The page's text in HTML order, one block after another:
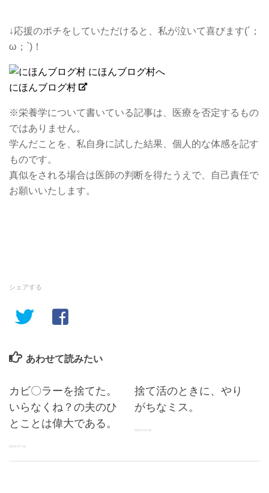
↓応援のポチをしていただけると、私が泣いて喜びます(´；
ω；`)！
にほんブログ村
※栄養学について書いている記事は、医療を否定するもの
ではありません。
学んだことを、私自身に試した結果、個人的な体感を記す
ものです。
真似をされる場合は医師の判断を得たうえで、自己責任で
お願いいたします。
シェアする
あわせて読みたい
カビ〇ラーを捨てた。
いらなくね？の夫のひ
とことは偉大である。
2020-07-16
捨て活のときに、やり
がちなミス。
2024-03-26